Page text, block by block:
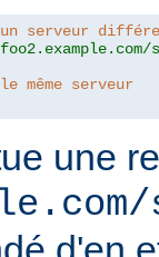
un serveur
même serveur
une